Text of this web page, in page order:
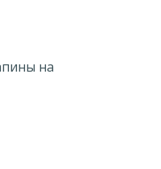
на